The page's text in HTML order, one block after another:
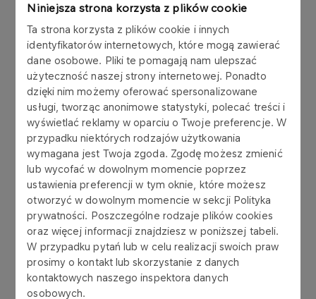
Niniejsza strona korzysta z plików cookie
Ta strona korzysta z plików cookie i innych
identyfikatorów internetowych, które mogą zawierać
dane osobowe. Pliki te pomagają nam ulepszać
użyteczność naszej strony internetowej. Ponadto
dzięki nim możemy oferować spersonalizowane
usługi, tworząc anonimowe statystyki, polecać treści i
wyświetlać reklamy w oparciu o Twoje preferencje. W
przypadku niektórych rodzajów użytkowania
wymagana jest Twoja zgoda. Zgodę możesz zmienić
lub wycofać w dowolnym momencie poprzez
ustawienia preferencji w tym oknie, które możesz
otworzyć w dowolnym momencie w sekcji Polityka
prywatności. Poszczególne rodzaje plików cookies
oraz więcej informacji znajdziesz w poniższej tabeli.
W przypadku pytań lub w celu realizacji swoich praw
prosimy o kontakt lub skorzystanie z danych
kontaktowych naszego inspektora danych
osobowych.
Program wolontariacki skierowany jest do
obecnych oraz byłych pracowników ANWILU
i choć jego podstawowym celem jest
promocja i organizacja wolontariatu, to -
oprócz satysfakcji wolontariuszom - przede
wszystkim przynosi wiele wymiernych
korzyści lokalnej społeczności.
W ramach programu „ANWIL pomaga”
wolontariusze z ANWILU tylko w ciągu ostatnich
kilku lat zrealizowali 132 projekty wolontariackie, w
tym 29 w 2023 roku.
Działania wolontariatu w ramach programu
kierowane są do działających na terenie miasta